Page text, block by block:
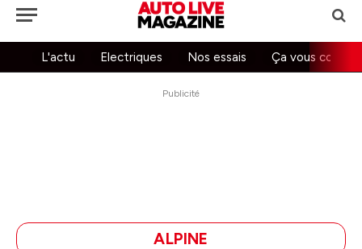
L'actu Electriques Nos essais Ça vous
Publicité
ALPINE